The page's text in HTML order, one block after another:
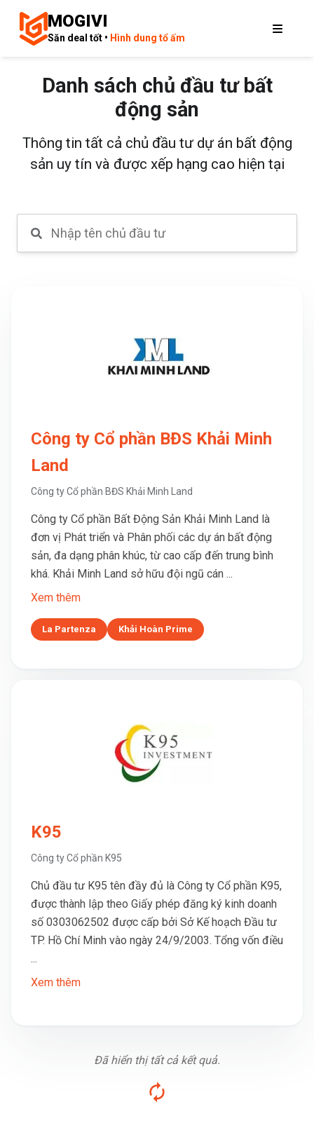
MOGIVI
Săn deal tốt • Hình dung tổ ấm
Danh sách chủ đầu tư bất
động sản
Thông tin tất cả chủ đầu tư dự án bất động
sản uy tín và được xếp hạng cao hiện tại
Công ty Cổ phần BĐS Khải Minh
Land
Công ty Cổ phần BĐS Khải Minh Land
Công ty Cổ phần Bất Động Sản Khải Minh Land là
đơn vị Phát triển và Phân phối các dự án bất động
sản, đa dạng phân khúc, từ cao cấp đến trung bình
khá. Khải Minh Land sở hữu đội ngũ cán ...
Xem thêm
La Partenza Khải Hoàn Prime
K95
Công ty Cổ phần K95
Chủ đầu tư K95 tên đầy đủ là Công ty Cổ phần K95,
được thành lập theo Giấy phép đăng ký kinh doanh
số 0303062502 được cấp bởi Sở Kế hoạch Đầu tư
TP. Hồ Chí Minh vào ngày 24/9/2003. Tổng vốn điều
...
Xem thêm
Đã hiển thị tất cả kết quả.